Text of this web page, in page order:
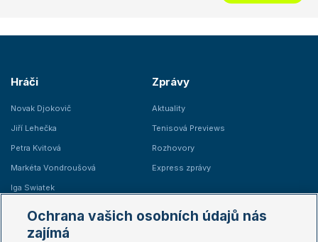
Hráči
Novak Djokovič
Jiří Lehečka
Petra Kvitová
Markéta Vondroušová
Iga Swiatek
Zprávy
Aktuality
Tenisová Previews
Rozhovory
Express zprávy
Žebříčky
Ochrana vašich osobních údajů nás
zajímá